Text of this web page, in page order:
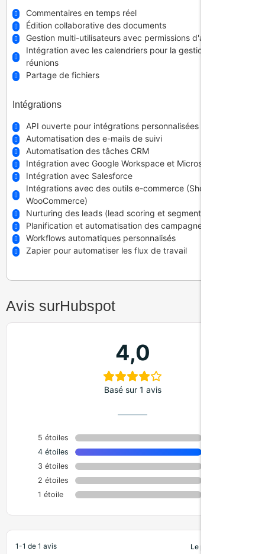
Commentaires en temps réel
Édition collaborative des documents
Gestion multi-utilisateurs avec permissions d'accès
Intégration avec les calendriers pour la gestion des
réunions
Partage de fichiers
Intégrations
API ouverte pour intégrations personnalisées
Automatisation des e-mails de suivi
Automatisation des tâches CRM
Intégration avec Google Workspace et Microsoft 365
Intégration avec Salesforce
Intégrations avec des outils e-commerce (Shopify,
WooCommerce)
Nurturing des leads (lead scoring et segmentation)
Planification et automatisation des campagnes marketing
Workflows automatiques personnalisés
Zapier pour automatiser les flux de travail
Avis surHubspot
4,0
Basé sur 1 avis
5 étoiles
4 étoiles
3 étoiles
2 étoiles
1 étoile
1-1 de 1 avis